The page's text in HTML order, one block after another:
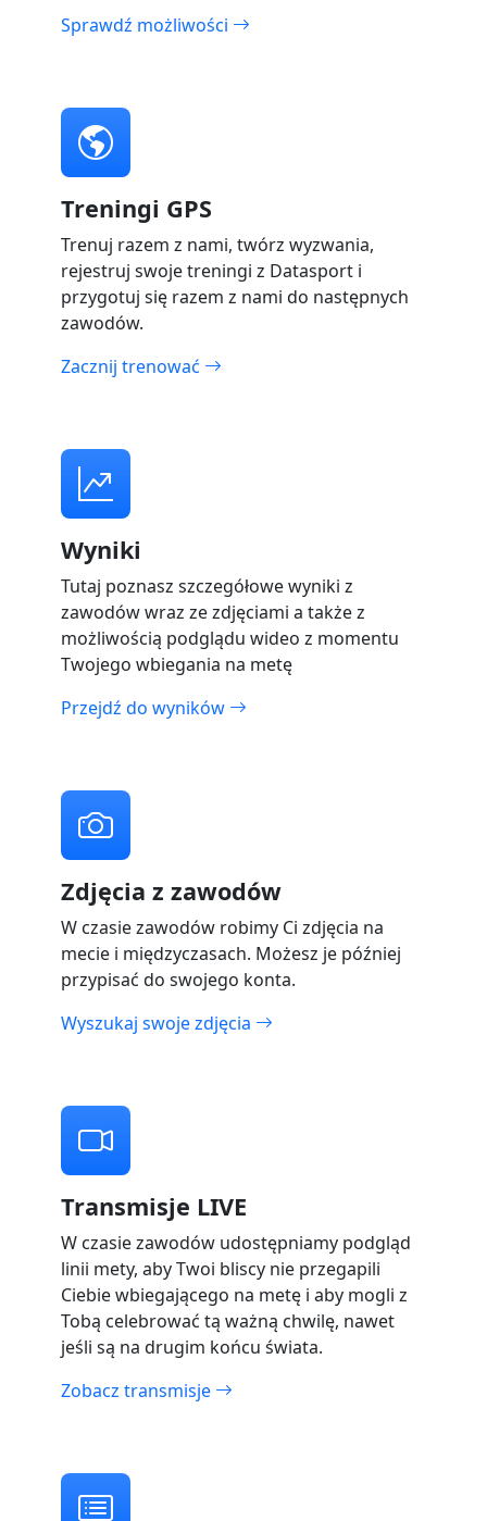
Sprawdź możliwości
Treningi GPS
Trenuj razem z nami, twórz wyzwania,
rejestruj swoje treningi z Datasport i
przygotuj się razem z nami do następnych
zawodów.
Zacznij trenować
Wyniki
Tutaj poznasz szczegółowe wyniki z
zawodów wraz ze zdjęciami a także z
możliwością podglądu wideo z momentu
Twojego wbiegania na metę
Przejdź do wyników
Zdjęcia z zawodów
W czasie zawodów robimy Ci zdjęcia na
mecie i międzyczasach. Możesz je później
przypisać do swojego konta.
Wyszukaj swoje zdjęcia
Transmisje LIVE
W czasie zawodów udostępniamy podgląd
linii mety, aby Twoi bliscy nie przegapili
Ciebie wbiegającego na metę i aby mogli z
Tobą celebrować tą ważną chwilę, nawet
jeśli są na drugim końcu świata.
Zobacz transmisje